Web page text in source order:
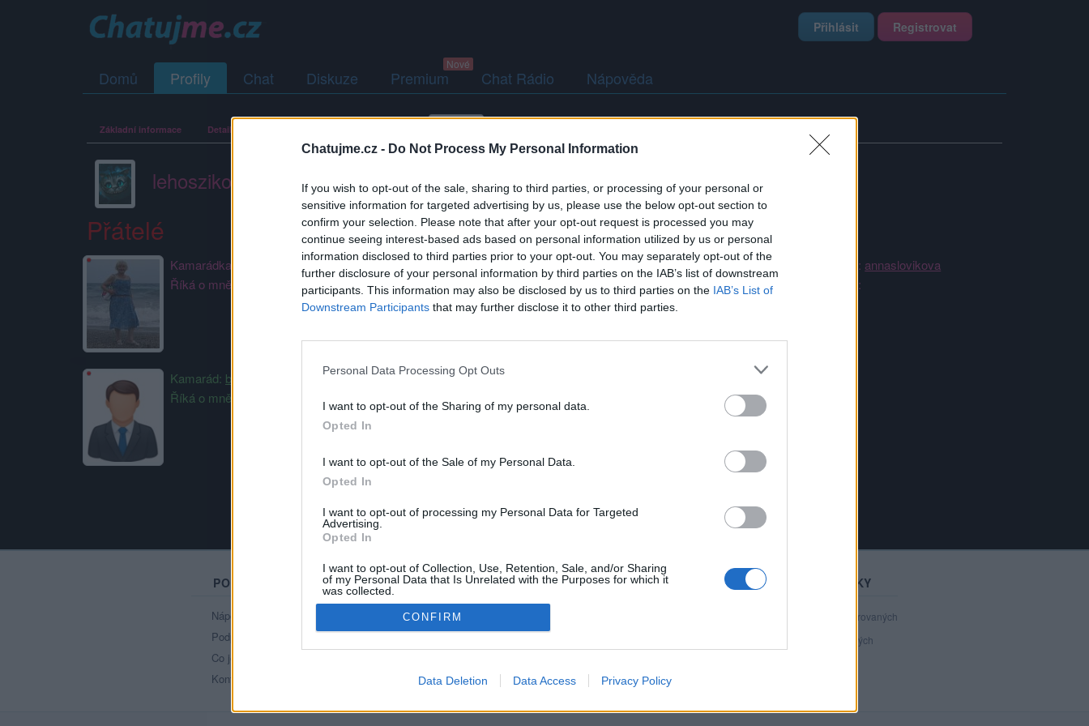
Chatujme.cz - Do Not Process My Personal Information
If you wish to opt-out of the sale, sharing to third parties, or processing of your personal or
sensitive information for targeted advertising by us, please use the below opt-out section to
confirm your selection. Please note that after your opt-out request is processed you may
continue seeing interest-based ads based on personal information utilized by us or personal
information disclosed to third parties prior to your opt-out. You may separately opt-out of the
further disclosure of your personal information by third parties on the IAB’s list of downstream
participants. This information may also be disclosed by us to third parties on the IAB’s List of
Downstream Participants that may further disclose it to other third parties.
Personal Data Processing Opt Outs
I want to opt-out of the Sharing of my personal data.
Opted In
I want to opt-out of the Sale of my Personal Data.
Opted In
I want to opt-out of processing my Personal Data for Targeted
Advertising.
Opted In
I want to opt-out of Collection, Use, Retention, Sale, and/or Sharing
of my Personal Data that Is Unrelated with the Purposes for which it
was collected.
Opted Out
CONFIRM
Data Deletion Data Access Privacy Policy
Přihlásit Registrovat
Domů Profily Chat Diskuze Premium Chat Rádio Nápověda
Základní informace Detailní informace
lehoszikova
Přátelé
Kamarádka:
Říká o mně: Užasná žena
Kamarádka: Kalupinka
Říká o mně:
Kamarádka: annaslovikova
Říká o mně:
Kamarád: bobulka1964
Říká o mně:
Kamarád:
PORTÁL
Nápověda
Podpořte nás
Co je nového
Kontakt
PODMÍNKY A BEZPEČNOST
Pravidla
Podmínky použití
KOMUNITA
Premium
STATISTIKY
registrovaných
přihlášených